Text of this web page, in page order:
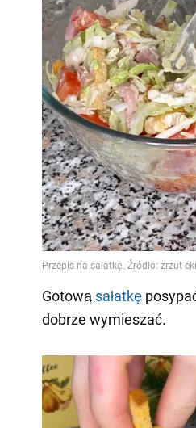
Gotową sałatkę
dobrze wymieszać.